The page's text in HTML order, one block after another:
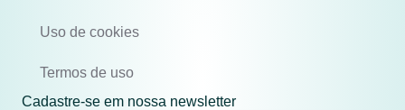
Uso de cookies
Termos de uso
Cadastre-se em nossa newsletter